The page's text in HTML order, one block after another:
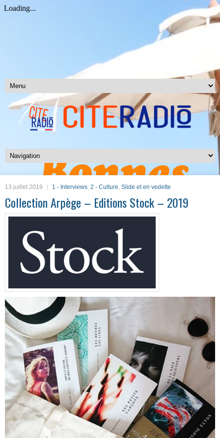
13 juillet 2019 1 - Interviews, 2 - Culture, Slide et en vedette
Collection Arpège – Editions Stock – 2019